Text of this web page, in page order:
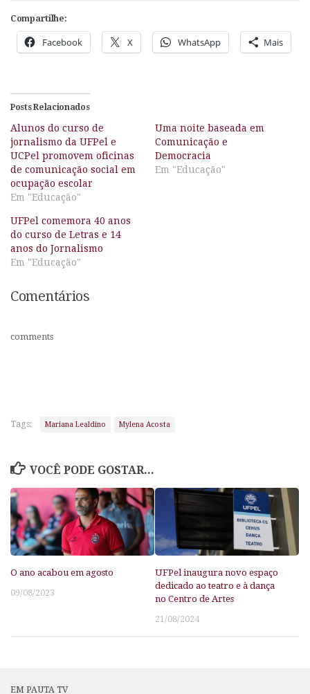
Compartilhe:
Facebook X WhatsApp Mais
Posts Relacionados
Alunos do curso de
jornalismo da UFPel e
UCPel promovem oficinas
de comunicação social em
ocupação escolar
Em "Educação"
Uma noite baseada em
Comunicação e
Democracia
Em "Educação"
UFPel comemora 40 anos
do curso de Letras e 14
anos do Jornalismo
Em "Educação"
Comentários
comments
Tags: Mariana Lealdino Mylena Acosta
VOCÊ PODE GOSTAR...
O ano acabou em agosto
09/08/2023
UFPel inaugura novo espaço
dedicado ao teatro e à dança
no Centro de Artes
21/08/2024
EM PAUTA TV